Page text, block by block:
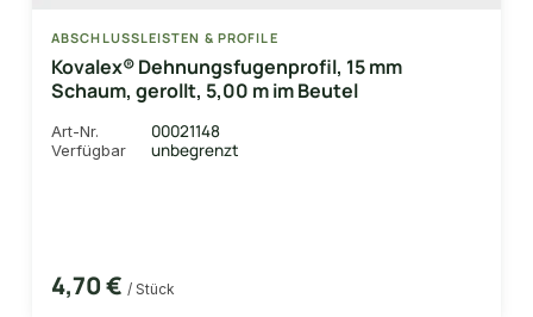
ABSCHLUSSLEISTEN & PROFILE
Kovalex® Dehnungsfugenprofil, 15 mm
Schaum, gerollt, 5,00 m im Beutel
Art-Nr. 00021148
Verfügbar unbegrenzt
4,70 € / Stück